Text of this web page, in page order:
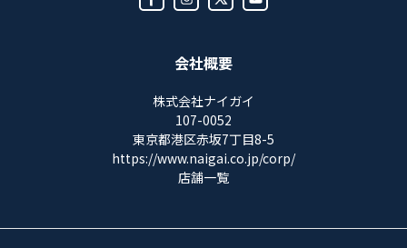
会社概要
株式会社ナイガイ
107-0052
東京都港区赤坂7丁目8-5
https://www.naigai.co.jp/corp/
店舗一覧